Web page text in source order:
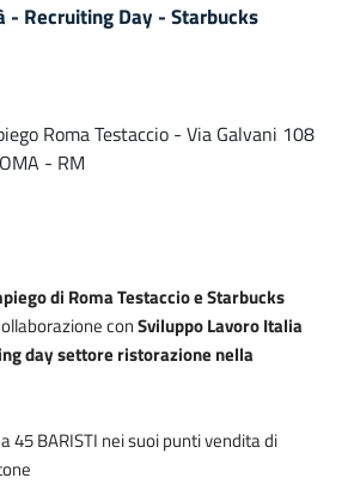
- Recruiting Day - Starbucks
Roma Testaccio - Via Galvani 108
- RM
di Roma Testaccio e Starbucks
conSviluppo Lavoro Italia
day settore ristorazione nella
45 BARISTI nei suoi punti vendita di